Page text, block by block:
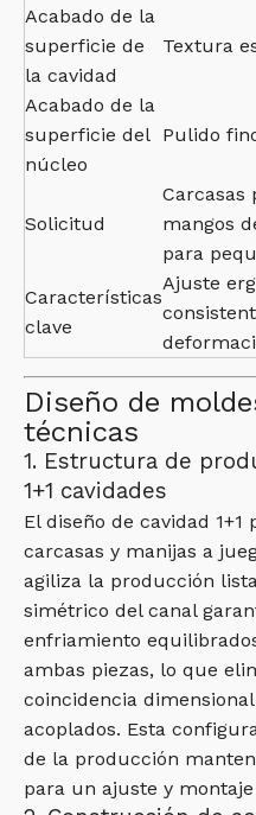
Acabado de la
superficie de
la cavidad
Textura
Acabado de la
superficie del
núcleo
Pulido
Solicitud
Carcasas
mangos
para
Características
clave
Ajuste
Diseño de
técnicas
1. Estructura de
1+1 cavidades
El diseño de cavidad
carcasas y manijas a
agiliza la producción
simétrico del canal
enfriamiento
ambas piezas, lo que
coincidencia
acoplados. Esta
de la producción
para un ajuste y